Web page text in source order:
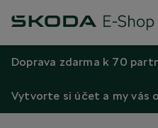
Doprava zdarma k 70
Vytvorte si účet a my vás